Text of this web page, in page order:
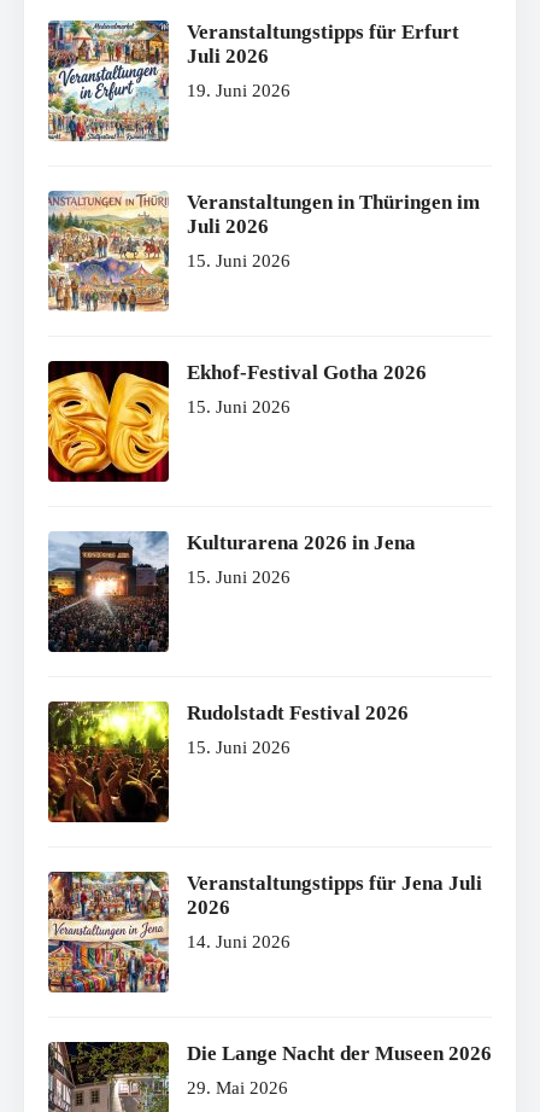
Veranstaltungstipps für Erfurt
Juli 2026
19. Juni 2026
Veranstaltungen in Thüringen im
Juli 2026
15. Juni 2026
Ekhof-Festival Gotha 2026
15. Juni 2026
Kulturarena 2026 in Jena
15. Juni 2026
Rudolstadt Festival 2026
15. Juni 2026
Veranstaltungstipps für Jena Juli
2026
14. Juni 2026
Die Lange Nacht der Museen 2026
29. Mai 2026